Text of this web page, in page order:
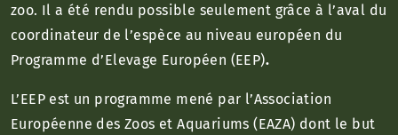
zoo. Il a été rendu possible seulement grâce à l’aval du
coordinateur de l’espèce au niveau européen du
Programme d’Elevage Européen (EEP).
L’EEP est un programme mené par l’Association
Européenne des Zoos et Aquariums (EAZA) dont le but